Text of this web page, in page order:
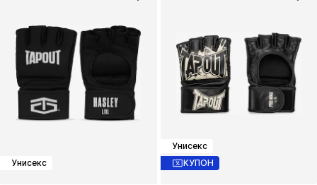
Унисекс
Унисекс
КУПОН